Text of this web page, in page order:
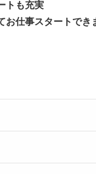
トも充実
仕事スタートでき